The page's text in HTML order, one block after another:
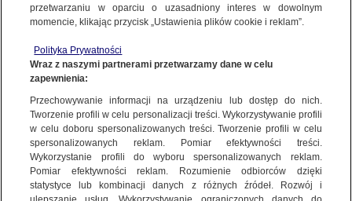
FAKTY | FAKTY PO POŁUDNIU
Do Szczecina w regatach The Tall Ships Races przypłynęło półtora tysiąca
żeglarzy z całego świata
FAKTY PO FAKTACH
FAKTY O ŚWIECIE
WIĘCEJ
KANAŁY
przetwarzaniu w oparciu o uzasadniony interes w dowolnym
momencie, klikając przycisk „Ustawienia plików cookie i reklam”.
Polityka Prywatności
Wraz z naszymi partnerami przetwarzamy dane w celu
zapewnienia:
Przechowywanie informacji na urządzeniu lub dostęp do nich.
Tworzenie profili w celu personalizacji treści. Wykorzystywanie profili
w celu doboru spersonalizowanych treści. Tworzenie profili w celu
spersonalizowanych reklam. Pomiar efektywności treści.
Wykorzystanie profili do wyboru spersonalizowanych reklam.
Pomiar efektywności reklam. Rozumienie odbiorców dzięki
statystyce lub kombinacji danych z różnych źródeł. Rozwój i